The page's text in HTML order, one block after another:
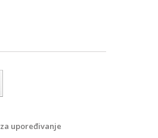
upoređivanje